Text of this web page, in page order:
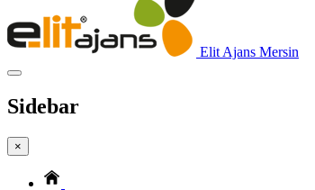
Elit Ajans Mersin
Sidebar
×